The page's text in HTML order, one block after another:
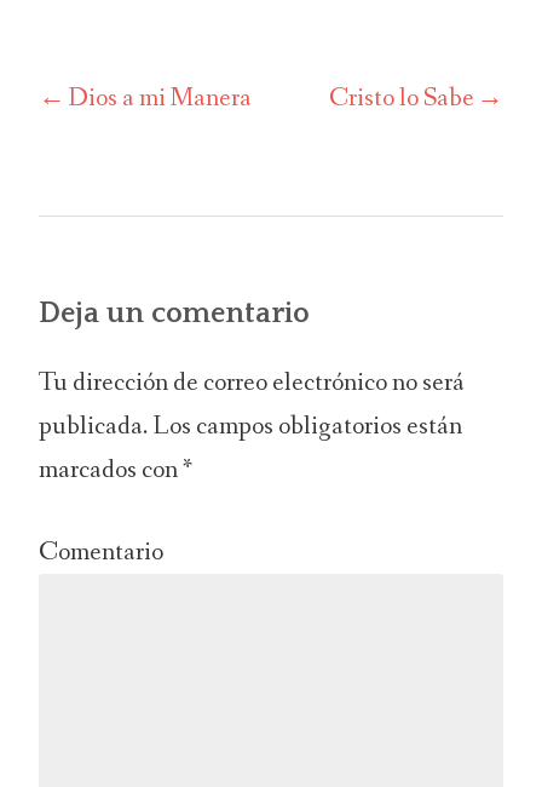
Navegación
Dios a mi Manera Cristo lo Sabe
Deja un comentario
Tu dirección de correo electrónico no será
publicada. Los campos obligatorios están
marcados con*
Comentario